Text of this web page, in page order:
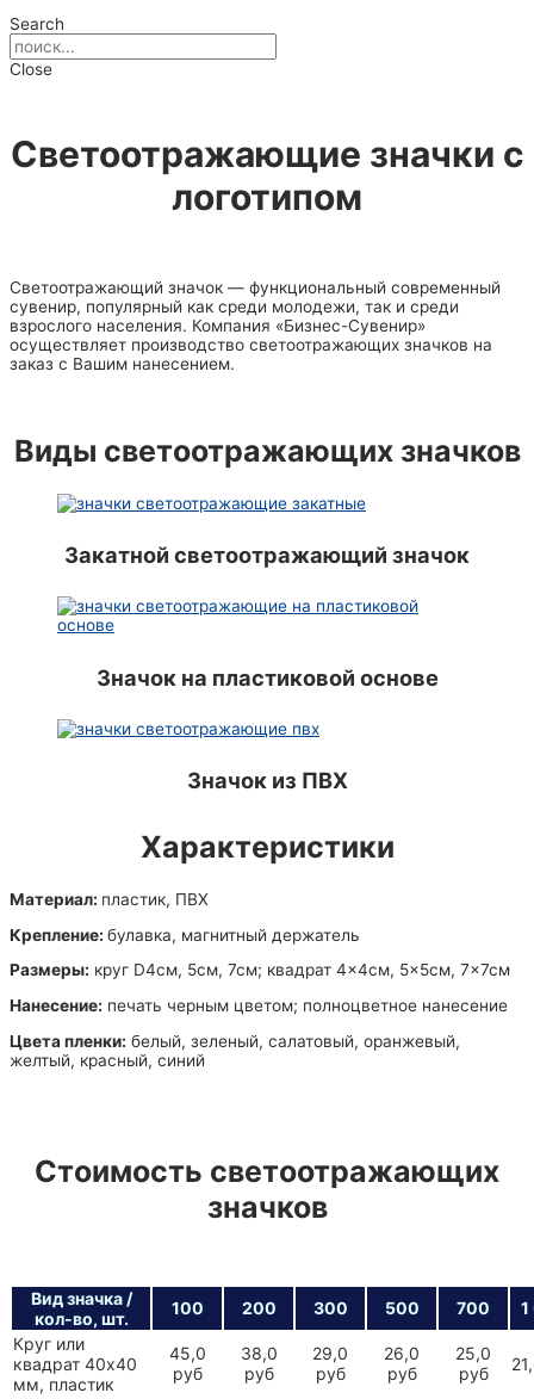
Search
Close
Светоотражающие значки с
логотипом
Светоотражающий значок — функциональный современный
сувенир, популярный как среди молодежи, так и среди
взрослого населения. Компания «Бизнес-Сувенир»
осуществляет производство светоотражающих значков на
заказ с Вашим нанесением.
Виды светоотражающих значков
Закатной светоотражающий значок
Значок на пластиковой основе
Значок из ПВХ
Характеристики
Материал: пластик, ПВХ
Крепление: булавка, магнитный держатель
Размеры: круг D4см, 5см, 7см; квадрат 4×4см, 5×5см, 7×7см
Нанесение: печать черным цветом; полноцветное нанесение
Цвета пленки: белый, зеленый, салатовый, оранжевый,
желтый, красный, синий
Стоимость светоотражающих
значков
Вид значка /
кол-во, шт.
100 200 300 500 700
Круг или
квадрат 40х40
мм, пластик
45,0
руб
38,0
руб
29,0
руб
26,0
руб
25,0
руб